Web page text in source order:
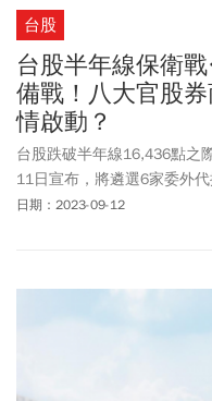
台股
台股半年線保衛
備戰！八大官股
情啟動？
台股跌破半年線16,436點之
11日宣布，將遴選6家委外
可完成遴選，伺機入市，加
日期：2023-09-12